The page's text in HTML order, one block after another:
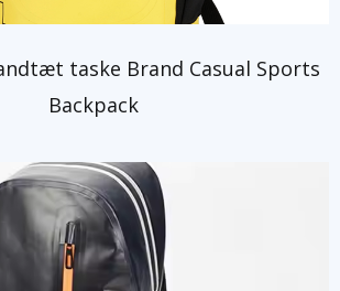
taske Brand Casual Sports
Backpack